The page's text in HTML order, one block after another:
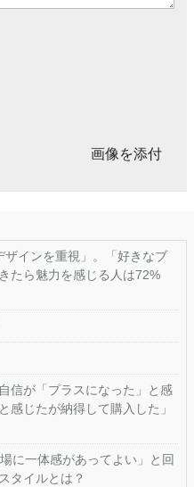
画像を添付
インを重視」。「好きなブ
たら魅力を感じる人は72%
信が「プラスになった」と感
感じたが納得して購入した」
に一体感があってよい」と回
タイルとは？